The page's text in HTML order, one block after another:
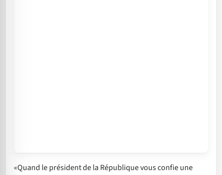
«Quand le président de la République vous confie une